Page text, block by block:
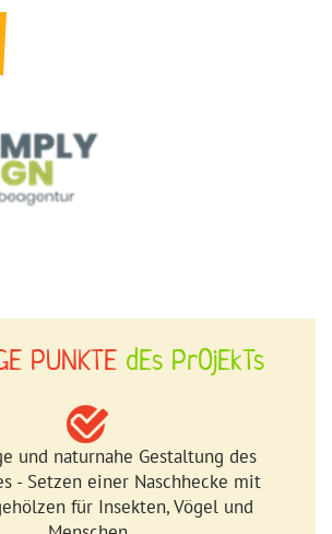
PUNKTE dEs PrOjEkTs
und naturnahe Gestaltung des
- Setzen einer Naschhecke mit
für Insekten, Vögel und